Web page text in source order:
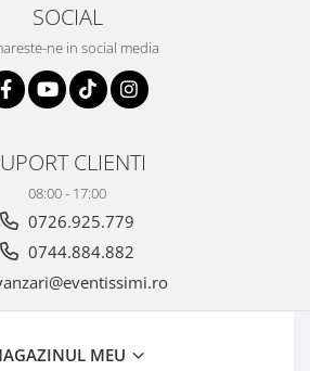
SOCIAL
ne in social media
CLIENTI
08:00 - 17:00
0726.925.779
0744.884.882
MEU